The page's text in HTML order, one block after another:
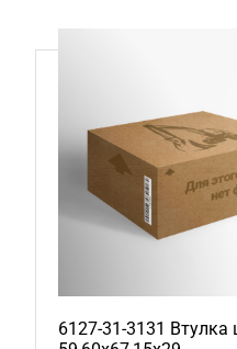
6127-31-3131 Втулка